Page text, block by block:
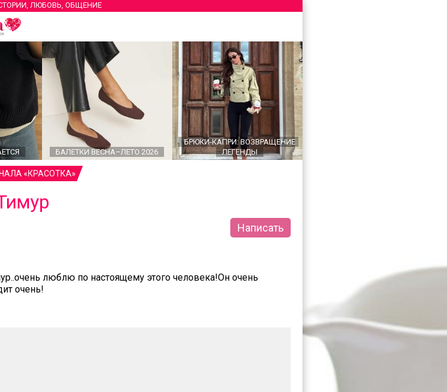
ЛЮБОВЬ, ОБЩЕНИЕ
БАЛЕТКИ ВЕСНА–ЛЕТО 2026
БРЮКИ-КАПРИ: ВОЗВРАЩЕНИЕ
ЛЕГЕНДЫ
«КРАСОТКА»
Написать
люблю по настоящему этого человека!Он очень
очень!